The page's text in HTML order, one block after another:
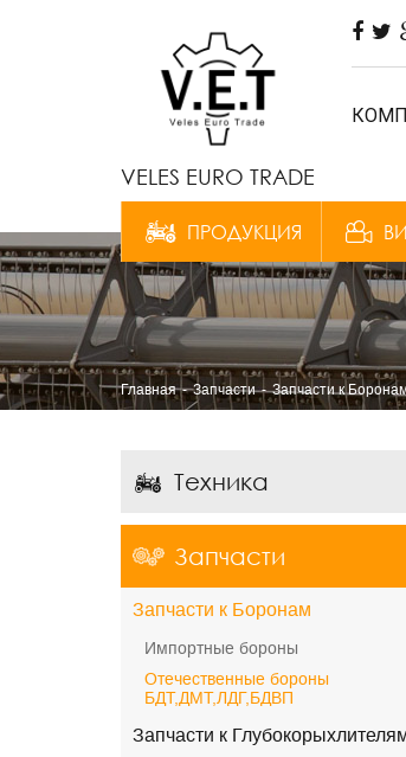
VELES EURO TRADE
ПРОДУКЦИЯ
Главная Запчасти Запчасти к
Техника
Запчасти
Запчасти к Боронам
Импортные бороны
Отечественные бороны
БДТ,ДМТ,ЛДГ,БДВП
Запчасти к